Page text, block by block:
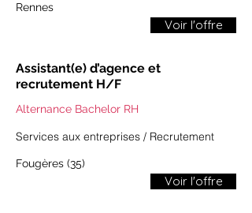
​​Rennes​
Voir l'offre
Assistant(e) d’agence et
recrutement H/F
Alternance Bachelor RH
​​Services aux entreprises / Recrutement​
​​Fougères (35)​
Voir l'offre